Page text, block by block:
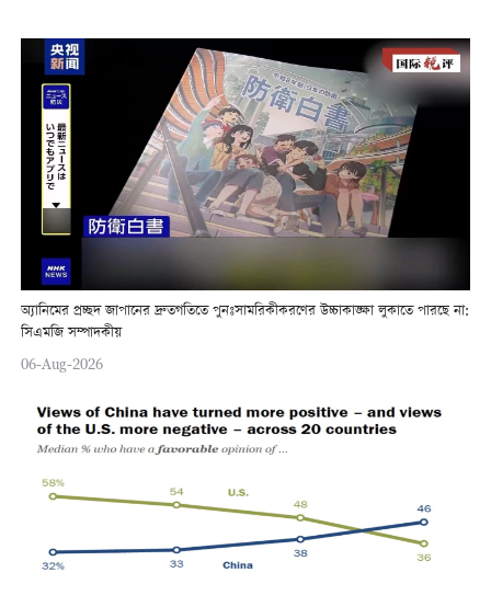
অ্যানিমের প্রচ্ছদ জাপানের দ্রুতগতিতে পুনঃসামরিকীকরণের উচ্চাকাঙ্ক্ষা লুকাতে পারছে না:
সিএমজি সম্পাদকীয়
06-Aug-2026